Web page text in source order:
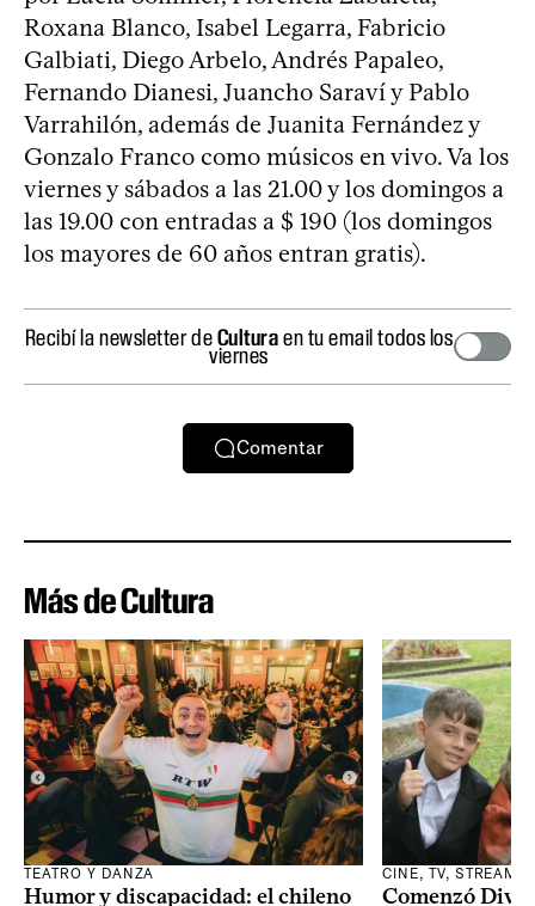
Roxana Blanco, Isabel Legarra, Fabricio
Galbiati, Diego Arbelo, Andrés Papaleo,
Fernando Dianesi, Juancho Saraví y Pablo
Varrahilón, además de Juanita Fernández y
Gonzalo Franco como músicos en vivo. Va los
viernes y sábados a las 21.00 y los domingos a
las 19.00 con entradas a $ 190 (los domingos
los mayores de 60 años entran gratis).
Recibí la newsletter deCulturaen tu email todos los
viernes
Comentar
Más de Cultura
TEATRO Y DANZA
Humor y discapacidad: el chileno
CINE, TV,
Comenzó